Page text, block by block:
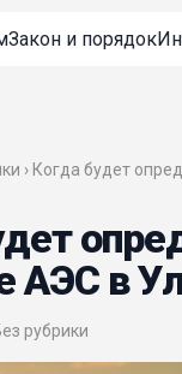
Закон и порядок
› Когда будет
АЭС в
рубрики